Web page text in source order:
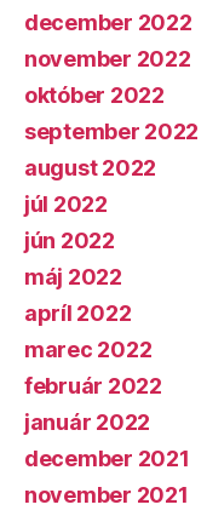
december 2022
november 2022
október 2022
september 2022
august 2022
júl 2022
jún 2022
máj 2022
apríl 2022
marec 2022
február 2022
január 2022
december 2021
november 2021